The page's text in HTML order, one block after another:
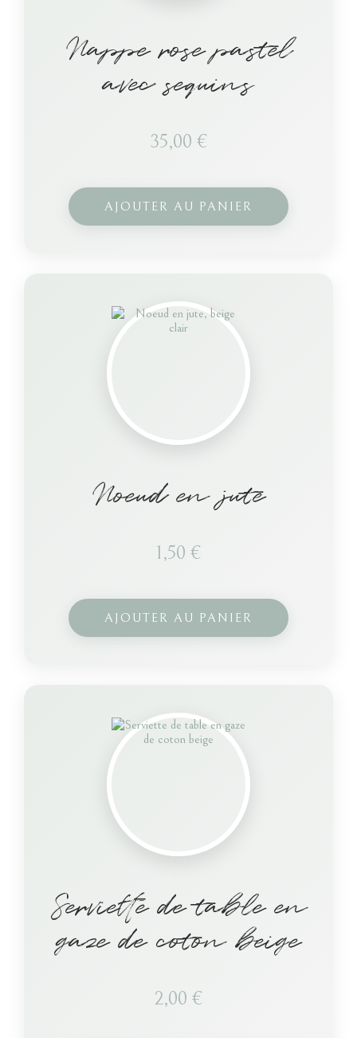
Nappe rose pastel
avec sequins
35,00 €
AJOUTER AU PANIER
Noeud en jute
1,50 €
AJOUTER AU PANIER
Serviette de table en
gaze de coton beige
2,00 €